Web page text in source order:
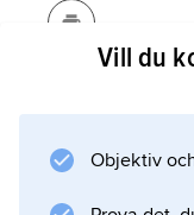
APC. Även
partiets kandidat
Ernest Bai
Vill du
Objektiv